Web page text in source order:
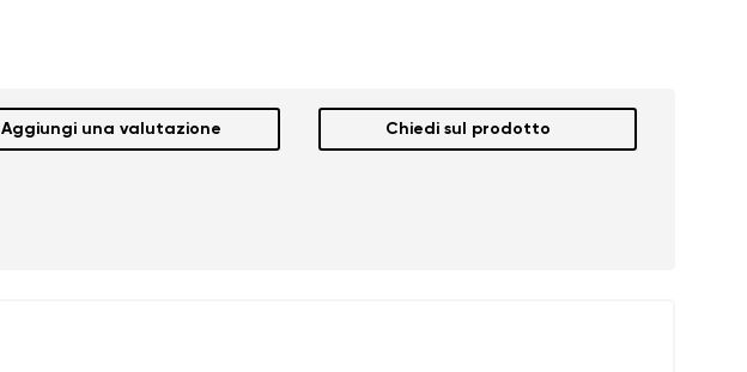
Aggiungi una valutazione Chiedi sul prodotto